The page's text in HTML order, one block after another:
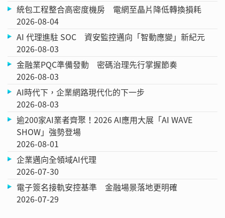
統包工程整合高密度機房 電網至晶片降低轉換損耗
2026-08-04
AI 代理進駐 SOC 資安監控邁向「智動應變」新紀元
2026-08-03
金融業PQC準備發動 密碼治理先行掌握節奏
2026-08-03
AI時代下，企業網路現代化的下一步
2026-08-03
逾200家AI業者齊聚！2026 AI應用大展「AI WAVE
SHOW」強勢登場
2026-08-01
企業邁向全領域AI代理
2026-07-30
電子簽名接軌安控基準 金融場景落地更明確
2026-07-29